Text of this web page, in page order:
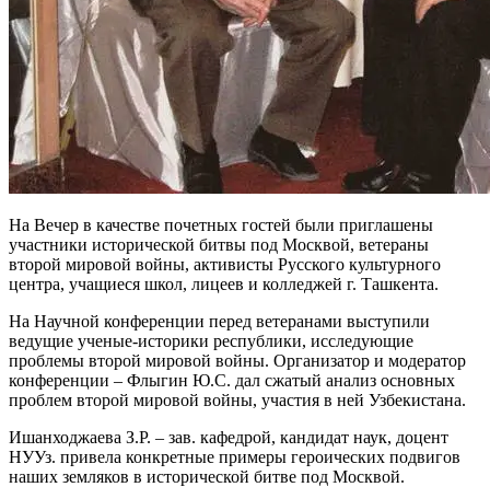
На Вечер в качестве почетных гостей были приглашены
участники исторической битвы под Москвой, ветераны
второй мировой войны, активисты Русского культурного
центра, учащиеся школ, лицеев и колледжей г. Ташкента.
На Научной конференции перед ветеранами выступили
ведущие ученые-историки республики, исследующие
проблемы второй мировой войны. Организатор и модератор
конференции – Флыгин Ю.С. дал сжатый анализ основных
проблем второй мировой войны, участия в ней Узбекистана.
Ишанходжаева З.Р. – зав. кафедрой, кандидат наук, доцент
НУУз. привела конкретные примеры героических подвигов
наших земляков в исторической битве под Москвой.